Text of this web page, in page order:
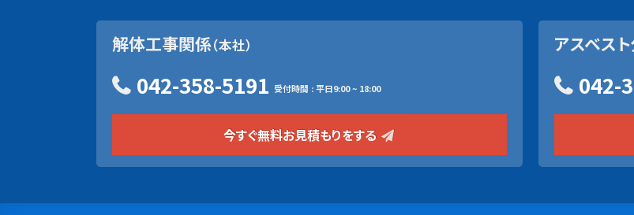
解体工事関係（本社）
042-358-5191 受付時間 : 平日9:00 ~ 18:00
今すぐ無料お見積もりをする
アスベス
042-